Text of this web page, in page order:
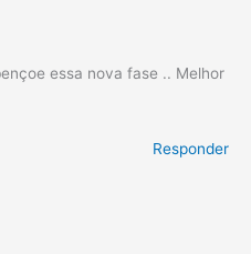
essa nova fase .. Melhor
Responder